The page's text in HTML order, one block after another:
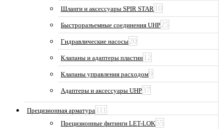
Шланги и аксессуары SPIR STAR 10
Быстроразъемные соединения UHP25
Гидравлические насосы20
Клапаны и адаптеры пластин 12
Клапаны управления расходом9
Адаптеры и аксессуары UHP37
Прецизионная арматура 111
Прецизионные фитинги LET-LOK55